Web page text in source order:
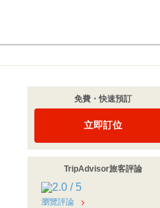
免費・快速預訂
立即訂位
TripAdvisor旅客評論
瀏覽評論